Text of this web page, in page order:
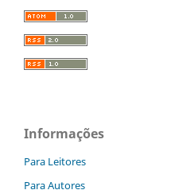
Informações
Para Leitores
Para Autores